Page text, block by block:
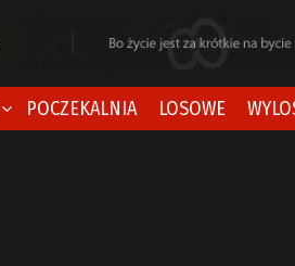
POCZEKALNIA LOSOWE